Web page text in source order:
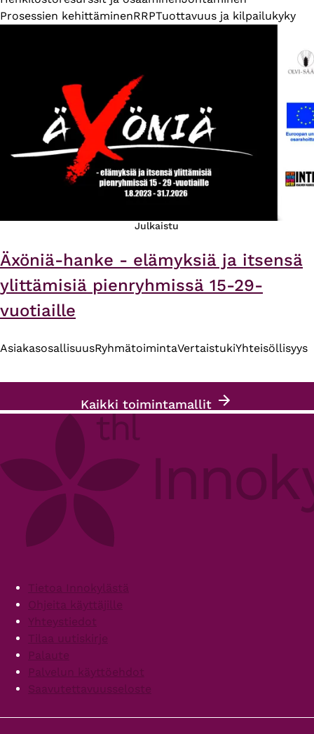
Prosessien kehittäminenRRPTuottavuus ja kilpailukyky
Julkaistu
Äxöniä-hanke - elämyksiä ja itsensä
ylittämisiä pienryhmissä 15-29-
vuotiaille
AsiakasosallisuusRyhmätoimintaVertaistukiYhteisöllisyys
Kaikki toimintamallit
FooterTietoa Innokylästä
Ohjeita käyttäjille
Yhteystiedot
Tilaa uutiskirje
Palaute
Palvelun käyttöehdot
Saavutettavuusseloste